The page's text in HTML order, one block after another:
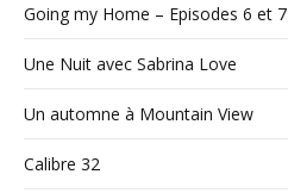
Going my Home – Episodes 6 et 7
Une Nuit avec Sabrina Love
Un automne à Mountain View
Calibre 32